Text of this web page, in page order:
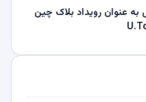
به عنوان رویداد بلاک چین